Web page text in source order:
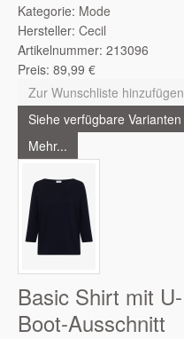
Kategorie: Mode
Hersteller: Cecil
Artikelnummer: 213096
Preis: 89,99 €
Zur Wunschliste hinzufügen
Siehe verfügbare Varianten
Mehr...
Basic Shirt mit U-
Boot-Ausschnitt